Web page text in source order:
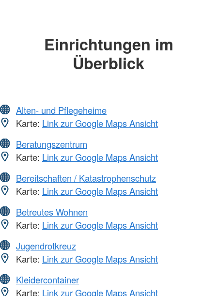
Einrichtungen im
Überblick
Alten- und Pflegeheime
Karte: Link zur Google Maps Ansicht
Beratungszentrum
Karte: Link zur Google Maps Ansicht
Bereitschaften / Katastrophenschutz
Karte: Link zur Google Maps Ansicht
Betreutes Wohnen
Karte: Link zur Google Maps Ansicht
Jugendrotkreuz
Karte: Link zur Google Maps Ansicht
Kleidercontainer
Karte: Link zur Google Maps Ansicht